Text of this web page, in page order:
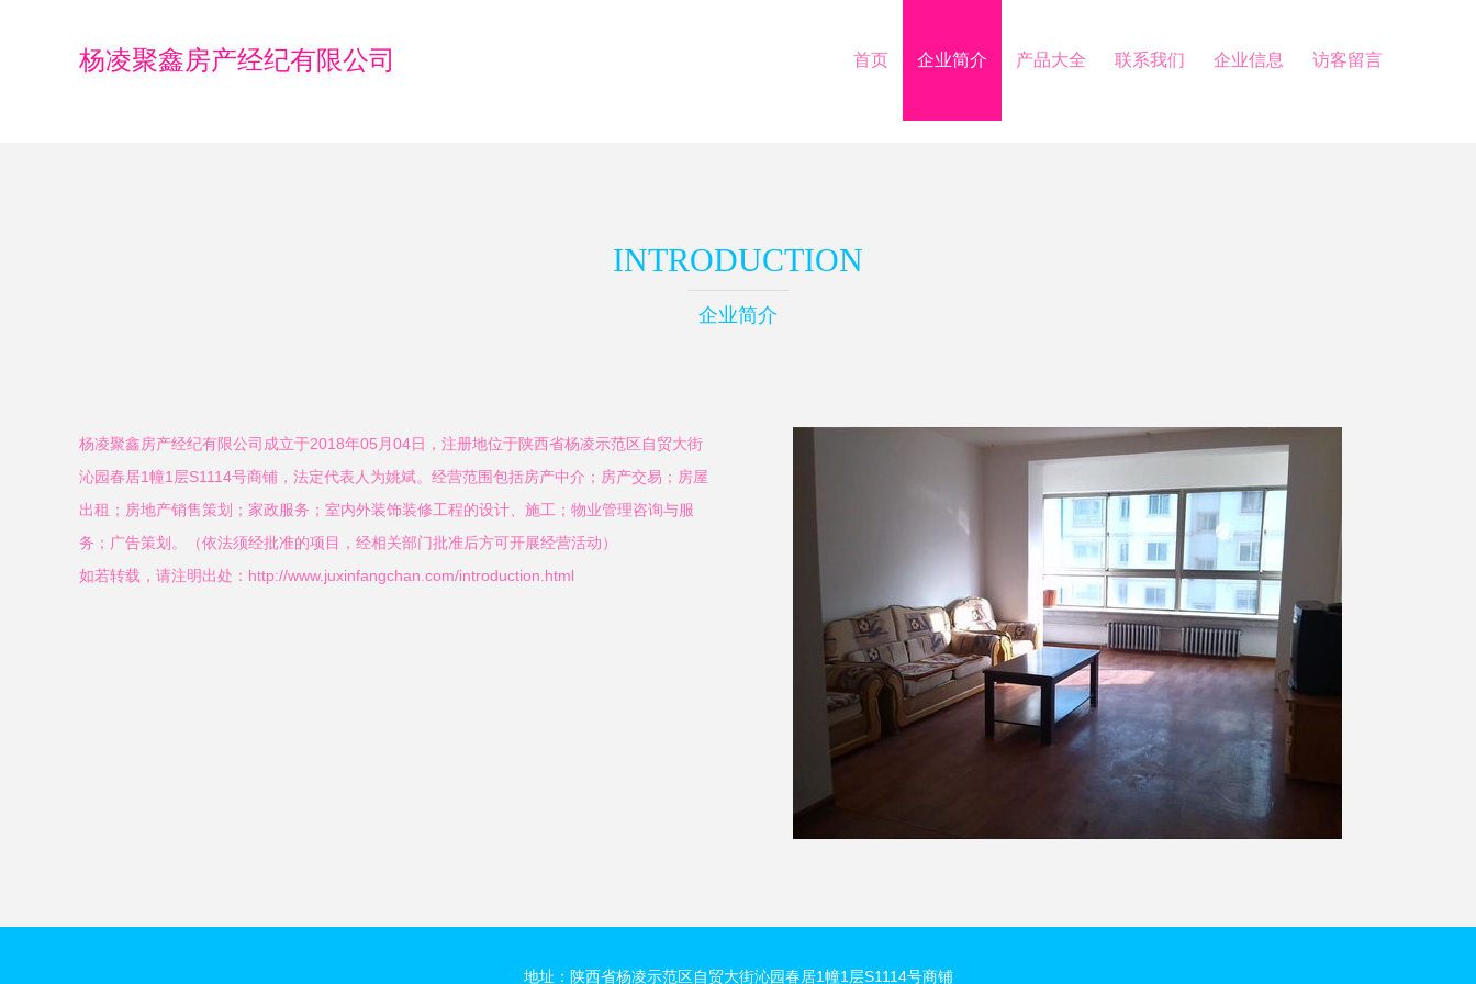
杨凌聚鑫房产经纪有限公司 首页 企业简介 产品大全 联系我们 企业信息 访客留言
INTRODUCTION
企业简介
杨凌聚鑫房产经纪有限公司成立于2018年05月04日，注册地位于陕西省杨凌示范区自贸大街
沁园春居1幢1层S1114号商铺，法定代表人为姚斌。经营范围包括房产中介；房产交易；房屋
出租；房地产销售策划；家政服务；室内外装饰装修工程的设计、施工；物业管理咨询与服
务；广告策划。（依法须经批准的项目，经相关部门批准后方可开展经营活动）
如若转载，请注明出处：http://www.juxinfangchan.com/introduction.html
地址：陕西省杨凌示范区自贸大街沁园春居1幢1层S1114号商铺